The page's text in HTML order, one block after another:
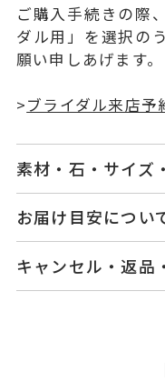
ご購入手続きの際
ダル用」を選択の
願い申しあげます。
>ブライダル来店予
素材・石・サイズ
品番
素材
石
ダ
お届け目安につい
てご案内いたしま
詳しくはこちら
キャンセル・返品
ージの購入履歴一